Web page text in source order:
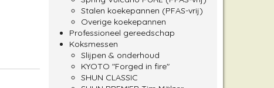
Stalen koekepannen (PFAS-vrij)
Overige koekepannen
Professioneel gereedschap
Koksmessen
Slijpen & onderhoud
KYOTO "Forged in fire"
SHUN CLASSIC